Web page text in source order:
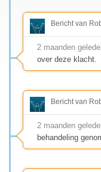
Bericht van
2 maanden
over deze klacht.
Bericht van
2 maanden
behandeling